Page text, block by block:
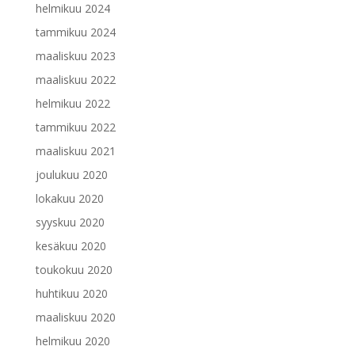
helmikuu 2024
tammikuu 2024
maaliskuu 2023
maaliskuu 2022
helmikuu 2022
tammikuu 2022
maaliskuu 2021
joulukuu 2020
lokakuu 2020
syyskuu 2020
kesäkuu 2020
toukokuu 2020
huhtikuu 2020
maaliskuu 2020
helmikuu 2020